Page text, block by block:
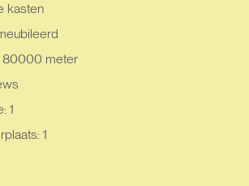
kasten
80000 meter
1
1